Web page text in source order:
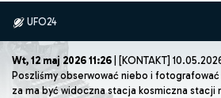
UFO24
Wt, 12 maj 2026 11:26 | [KONTAKT]
Poszliśmy obserwować niebo i
za ma być widoczna stacja kosmiczna stacji